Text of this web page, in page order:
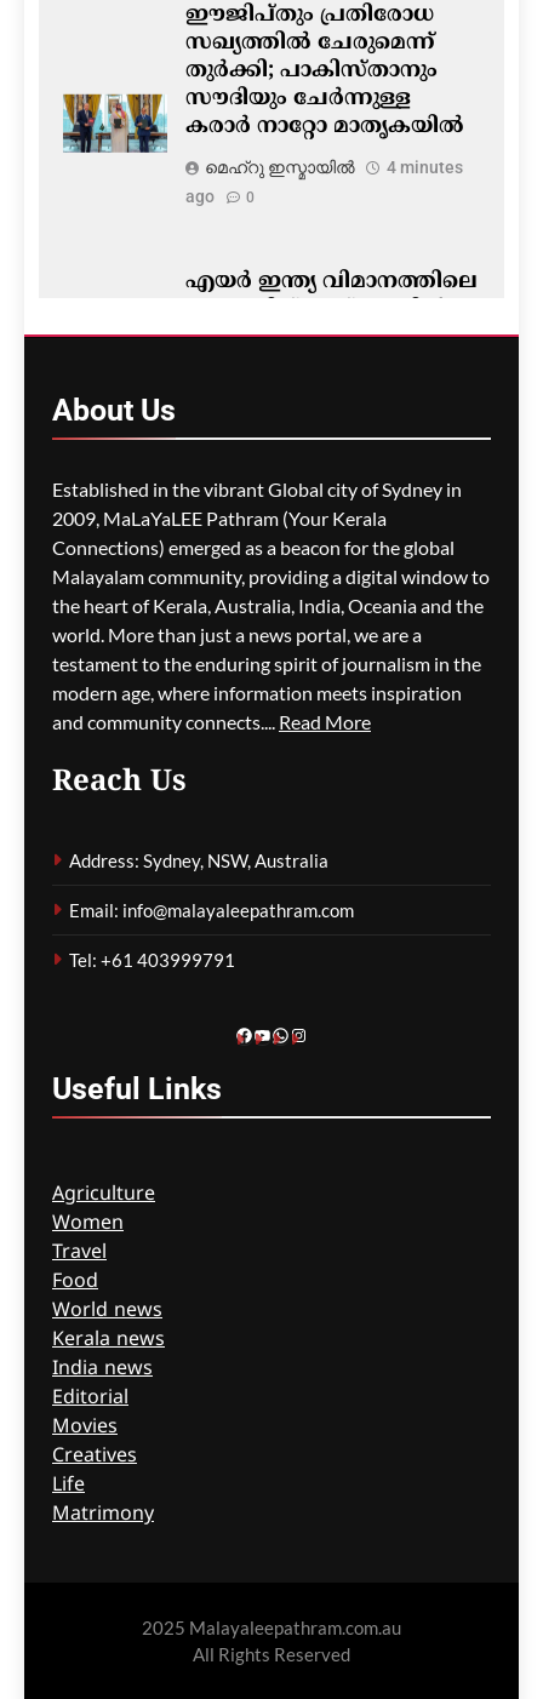
ഈജിപ്തും പ്രതിരോധ
സഖ്യത്തിൽ ചേരുമെന്ന്
തുർക്കി; പാകിസ്താനും
സൗദിയും ചേർന്നുള്ള
കരാർ നാറ്റോ മാതൃകയിൽ
മെഹ്റു ഇസ്മായില്‍
4 minutes
ago
0
എയർ ഇന്ത്യ വിമാനത്തിലെ
പരാജയമോ?
മെഹ്റു ഇസ്മായില്‍
8 minutes
ലോക അണ്ടർ-20
അത്ലറ്റിക്സ്; ഇന്ത്യയ്ക്ക്
മൂന്ന് മെഡലുകൾ
മെഹ്റു ഇസ്മായില്‍
10 minutes
ago
0
ഓട്ടോ ഡ്രൈവർക്ക് ഒരു
ലക്ഷം രൂപ പാരിതോഷികം
ago
About Us
Established in the vibrant Global city of Sydney in
2009, MaLaYaLEE Pathram (Your Kerala
Connections) emerged as a beacon for the global
Malayalam community, providing a digital window to
the heart of Kerala, Australia, India, Oceania and the
world. More than just a news portal, we are a
testament to the enduring spirit of journalism in the
modern age, where information meets inspiration
and community connects.... Read More
Reach Us
Address: Sydney, NSW, Australia
Email: info@malayaleepathram.com
Tel: +61 403999791
Facebook
YouTube
WhatsApp
Instagram
Useful Links
Agriculture
Women
Travel
Food
World news
Kerala news
India news
Editorial
Movies
Creatives
Life
Matrimony
2025 Malayaleepathram.com.au
All Rights Reserved